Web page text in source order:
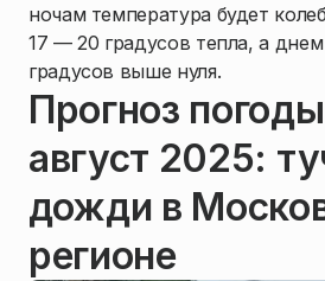
ночам температура будет
17 — 20 градусов тепла, а
градусов выше нуля.
Прогноз
август 2025:
дожди в
регионе